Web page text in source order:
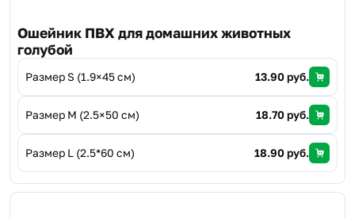
Ошейник ПВХ для домашних животных
голубой
Размер S (1.9×45 см) 13.90 руб.
Размер M (2.5×50 см) 18.70 руб.
Размер L (2.5*60 см) 18.90 руб.